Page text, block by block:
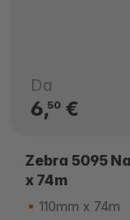
Da
6,50€
Zebra 5095
x 74m
110mm x 74m